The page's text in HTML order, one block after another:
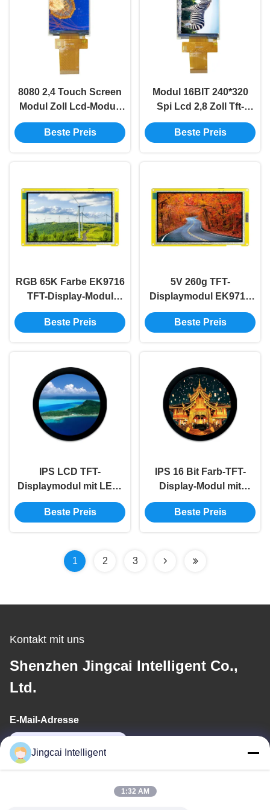
8080 2,4 Touch Screen
Modul Zoll Lcd-Modul-
240x320 für Draht
Arduino 16BIT SPI 4
Beste Preis
Modul 16BIT 240*320
Spi Lcd 2,8 Zoll Tft-
Noten-Anzeigen-Modul
für Arduino Wide
Beste Preis
RGB 65K Farbe EK9716
TFT-Display-Modul
-30°C~80°C
Speichertemperatur 5V
Beste Preis
5V 260g TFT-
Displaymodul EK9716
Treiberchip RGB 65K
Farbbreite -20.C -70.C
Beste Preis
IPS LCD TFT-
Displaymodul mit LED-
Hintergrundbeleuchtung
für professionelle
Beste Preis
IPS 16 Bit Farb-TFT-
Display-Modul mit
GC9A01 Treiberchip
LED-
Beste Preis
1 2 3
Kontakt mit uns
Shenzhen Jingcai Intelligent Co.,
Ltd.
E-Mail-Adresse
Jingcai Intelligent
1:32 AM